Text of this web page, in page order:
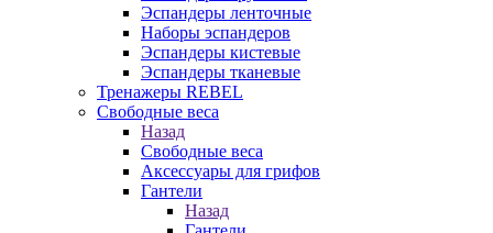
Эспандеры ленточные
Наборы эспандеров
Эспандеры кистевые
Эспандеры тканевые
Тренажеры REBEL
Свободные веса
Назад
Свободные веса
Аксессуары для грифов
Гантели
Назад